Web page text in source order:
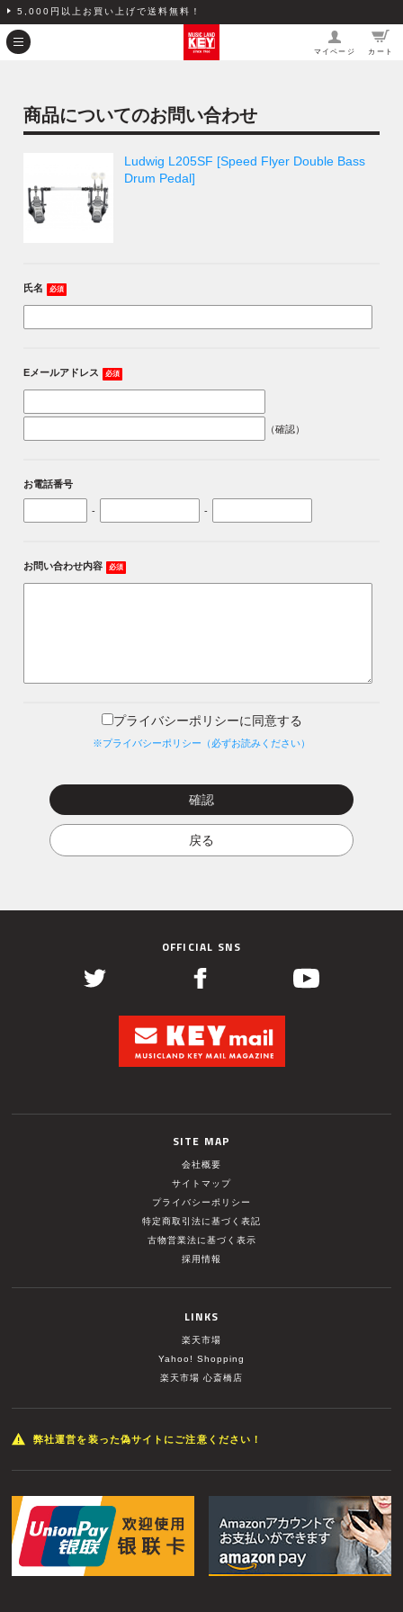
5,000円以上お買い上げで送料無料！
マイページ カート
商品についてのお問い合わせ
Ludwig L205SF [Speed Flyer Double Bass
Drum Pedal]
氏名 必須
Eメールアドレス 必須
（確認）
お電話番号
- -
お問い合わせ内容 必須
プライバシーポリシーに同意する
※プライバシーポリシー（必ずお読みください）
OFFICIAL SNS
SITE MAP
会社概要
サイトマップ
プライバシーポリシー
特定商取引法に基づく表記
古物営業法に基づく表示
採用情報
LINKS
楽天市場
Yahoo! Shopping
楽天市場 心斎橋店
弊社運営を装った偽サイトにご注意ください！